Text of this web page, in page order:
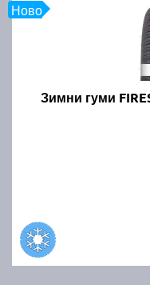
Ново
Зимни гуми